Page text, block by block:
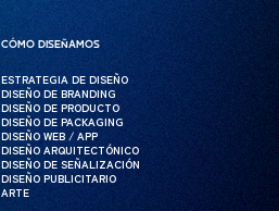
CÓMO DISEÑAMOS
CÓMO DISEÑAMOS
ESTRATEGIA DE DISEÑO
ESTRATEGIA DE DISEÑO
DISEÑO DE BRANDING
DISEÑO DE BRANDING
DISEÑO DE PRODUCTO
DISEÑO DE PRODUCTO
DISEÑO DE PACKAGING
DISEÑO DE PACKAGING
DISEÑO WEB / APP
DISEÑO WEB / APP
DISEÑO ARQUITECTÓNICO
DISEÑO ARQUITECTÓNICO
DISEÑO DE SEÑALIZACIÓN
DISEÑO DE SEÑALIZACIÓN
DISEÑO PUBLICITARIO
DISEÑO PUBLICITARIO
ARTE
ARTE